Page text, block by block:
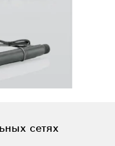
сетях